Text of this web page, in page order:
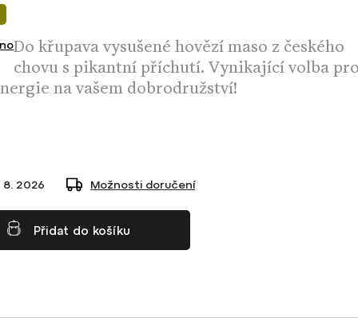
Do křupava vysušené hovězí maso z českého
chovu s pikantní příchutí. Vynikající volba
na vašem dobrodružství!
8. 2026 Možnosti doručení
Přidat do košíku